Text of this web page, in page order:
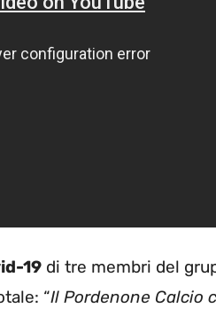
19 di tre membri del
“Il Pordenone Calcio